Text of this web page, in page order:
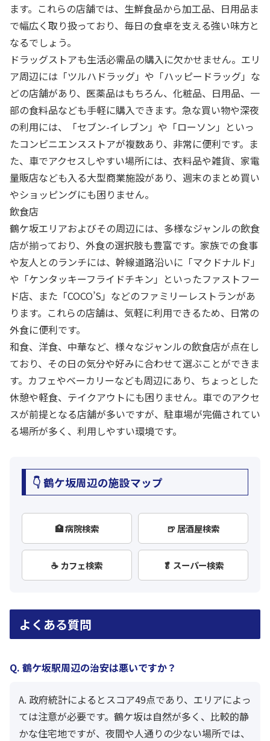
ます。これらの店舗では、生鮮食品から加工品、日用品ま
で幅広く取り扱っており、毎日の食卓を支える強い味方と
なるでしょう。
ドラッグストアも生活必需品の購入に欠かせません。エリ
ア周辺には「ツルハドラッグ」や「ハッピードラッグ」な
どの店舗があり、医薬品はもちろん、化粧品、日用品、一
部の食料品なども手軽に購入できます。急な買い物や深夜
の利用には、「セブン-イレブン」や「ローソン」といっ
たコンビニエンスストアが複数あり、非常に便利です。ま
た、車でアクセスしやすい場所には、衣料品や雑貨、家電
量販店なども入る大型商業施設があり、週末のまとめ買い
やショッピングにも困りません。
飲食店
鶴ケ坂エリアおよびその周辺には、多様なジャンルの飲食
店が揃っており、外食の選択肢も豊富です。家族での食事
や友人とのランチには、幹線道路沿いに「マクドナルド」
や「ケンタッキーフライドチキン」といったファストフー
ド店、また「COCO’S」などのファミリーレストランがあ
ります。これらの店舗は、気軽に利用できるため、日常の
外食に便利です。
和食、洋食、中華など、様々なジャンルの飲食店が点在し
ており、その日の気分や好みに合わせて選ぶことができま
す。カフェやベーカリーなども周辺にあり、ちょっとした
休憩や軽食、テイクアウトにも困りません。車でのアクセ
スが前提となる店舗が多いですが、駐車場が完備されてい
る場所が多く、利用しやすい環境です。
👇 鶴ケ坂周辺の施設マップ
🏥 病院検索 🍺 居酒屋検索
☕ カフェ検索 🥬 スーパー検索
よくある質問
Q. 鶴ケ坂駅周辺の治安は悪いですか？
A. 政府統計によるとスコア49点であり、エリアによっ
ては注意が必要です。鶴ケ坂は自然が多く、比較的静
かな住宅地ですが、夜間や人通りの少ない場所では、